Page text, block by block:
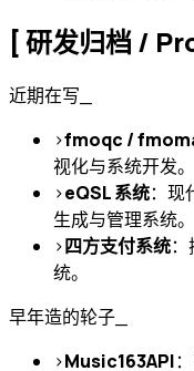
[ 研发归档 /
近期在写
>fmoqc /
视化与系统开发。
>eQSL 系统：现
生成与管理系统。
>四方支付系统
统。
早年造的轮子
>Music163API